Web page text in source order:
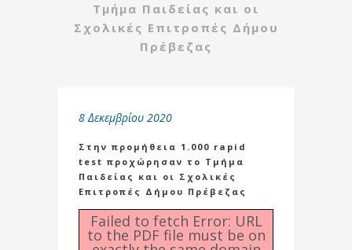
Τμήμα Παιδείας και οι
Σχολικές Επιτροπές Δήμου
Πρέβεζας
8 Δεκεμβρίου 2020
Στην προμήθεια 1.000 rapid
test προχώρησαν το Τμήμα
Παιδείας και οι Σχολικές
Επιτροπές Δήμου Πρέβεζας
Failed to fetch Error: URL
to the PDF file must be on